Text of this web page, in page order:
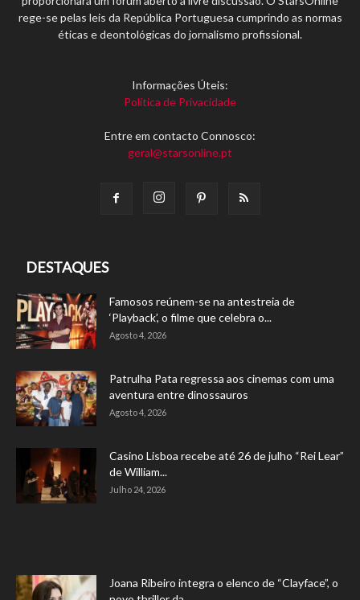
rege-se pelas leis da República Portuguesa cumprindo as normas
éticas e deontológicas do jornalismo profissional.
Informações Úteis:
Política de Privacidade
Entre em contacto Connosco:
geral@starsonline.pt
DESTAQUES
Famosos reúnem-se na antestreia de
‘Playback’, o filme que celebra o...
Agosto 4, 2026
Patrulha Pata regressa aos cinemas com uma
aventura entre dinossauros
Agosto 4, 2026
Casino Lisboa recebe até 26 de julho “Rei Lear”
de William...
Julho 24, 2026
Joana Ribeiro integra o elenco de “Clayface”, o